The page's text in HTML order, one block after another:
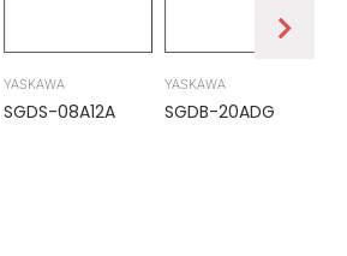
YASKAWA
SGDS-08A12A
YASKAWA
SGDB-20ADG